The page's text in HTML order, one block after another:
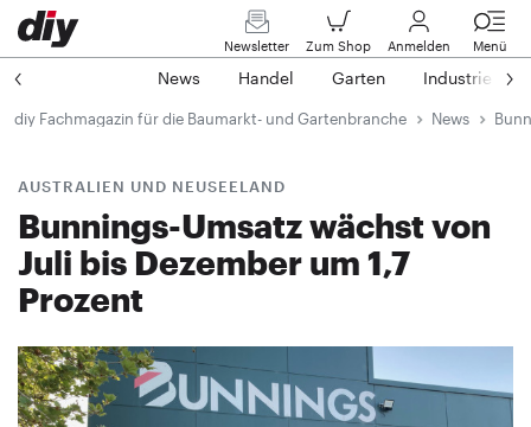
Newsletter Zum Shop Anmelden Menü
News Handel Garten Industrie
diy Fachmagazin für die Baumarkt- und Gartenbranche News
AUSTRALIEN UND NEUSEELAND
Bunnings-Umsatz wächst von
Juli bis Dezember um 1,7
Prozent